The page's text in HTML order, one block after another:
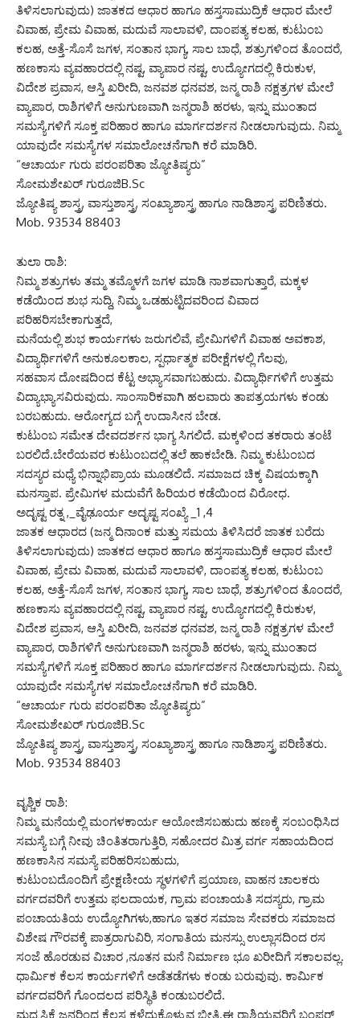
ತಿಳಿಸಲಾಗುವುದು) ಜಾತಕದ ಆಧಾರ ಹಾಗೂ ಹಸ್ತಸಾಮುದ್ರಿಕೆ ಆಧಾರ ಮೇಲೆ
ವಿವಾಹ, ಪ್ರೇಮ ವಿವಾಹ, ಮದುವೆ ಸಾಲಾವಳಿ, ದಾಂಪತ್ಯ ಕಲಹ, ಕುಟುಂಬ
ಕಲಹ, ಅತ್ತೆ-ಸೊಸೆ ಜಗಳ, ಸಂತಾನ ಭಾಗ್ಯ, ಸಾಲ ಬಾಧೆ, ಶತ್ರುಗಳಿಂದ ತೊಂದರೆ,
ಹಣಕಾಸು ವ್ಯವಹಾರದಲ್ಲಿ ನಷ್ಟ, ವ್ಯಾಪಾರ ನಷ್ಟ, ಉದ್ಯೋಗದಲ್ಲಿ ಕಿರುಕುಳ,
ವಿದೇಶ ಪ್ರವಾಸ, ಆಸ್ತಿ ಖರೀದಿ, ಜನವಶ ಧನವಶ, ಜನ್ಮ ರಾಶಿ ನಕ್ಷತ್ರಗಳ ಮೇಲೆ
ವ್ಯಾಪಾರ, ರಾಶಿಗಳಿಗೆ ಅನುಗುಣವಾಗಿ ಜನ್ಮರಾಶಿ ಹರಳು, ಇನ್ನು ಮುಂತಾದ
ಸಮಸ್ಯೆಗಳಿಗೆ ಸೂಕ್ತ ಪರಿಹಾರ ಹಾಗೂ ಮಾರ್ಗದರ್ಶನ ನೀಡಲಾಗುವುದು. ನಿಮ್ಮ
ಯಾವುದೇ ಸಮಸ್ಯೆಗಳ ಸಮಾಲೋಚನೆಗಾಗಿ ಕರೆ ಮಾಡಿರಿ.
“ಆಚಾರ್ಯ ಗುರು ಪರಂಪರಿತಾ ಜ್ಯೋತಿಷ್ಯರು”
ಸೋಮಶೇಖರ್ ಗುರೂಜಿB.Sc
ಜ್ಯೋತಿಷ್ಯ ಶಾಸ್ತ್ರ, ವಾಸ್ತುಶಾಸ್ತ್ರ, ಸಂಖ್ಯಾಶಾಸ್ತ್ರ ಹಾಗೂ ನಾಡಿಶಾಸ್ತ್ರ ಪರಿಣಿತರು.
Mob. 93534 88403
ತುಲಾ ರಾಶಿ:
ನಿಮ್ಮ ಶತ್ರುಗಳು ತಮ್ಮ ತಮ್ಮೊಳಗೆ ಜಗಳ ಮಾಡಿ ನಾಶವಾಗುತ್ತಾರೆ, ಮಕ್ಕಳ
ಕಡೆಯಿಂದ ಶುಭ ಸುದ್ದಿ, ನಿಮ್ಮ ಒಡಹುಟ್ಟಿದವರಿಂದ ವಿವಾದ
ಪರಿಹರಿಸಬೇಕಾಗುತ್ತದೆ,
ಮನೆಯಲ್ಲಿ ಶುಭ ಕಾರ್ಯಗಳು ಜರುಗಲಿವೆ, ಪ್ರೇಮಿಗಳಿಗೆ ವಿವಾಹ ಅವಕಾಶ,
ವಿದ್ಯಾರ್ಥಿಗಳಿಗೆ ಅನುಕೂಲಕಾಲ, ಸ್ಪರ್ಧಾತ್ಮಕ ಪರೀಕ್ಷೆಗಳಲ್ಲಿ ಗೆಲವು,
ಸಹವಾಸ ದೋಷದಿಂದ ಕೆಟ್ಟ ಅಭ್ಯಾಸವಾಗಬಹುದು. ವಿದ್ಯಾರ್ಥಿಗಳಿಗೆ ಉತ್ತಮ
ವಿದ್ಯಾಭ್ಯಾಸವಿರುವುದು. ಸಾಂಸಾರಿಕವಾಗಿ ಹಲವಾರು ತಾಪತ್ರಯಗಳು ಕಂಡು
ಬರಬಹುದು. ಆರೋಗ್ಯದ ಬಗ್ಗೆ ಉದಾಸೀನ ಬೇಡ.
ಕುಟುಂಬ ಸಮೇತ ದೇವದರ್ಶನ ಭಾಗ್ಯ ಸಿಗಲಿದೆ. ಮಕ್ಕಳಿಂದ ತಕರಾರು ತಂಟೆ
ಬರಲಿದೆ.ಬೇರೆಯವರ ಕುಟುಂಬದಲ್ಲಿ ತಲೆ ಹಾಕಬೇಡಿ. ನಿಮ್ಮ ಕುಟುಂಬದ
ಸದಸ್ಯರ ಮಧ್ಯೆ ಭಿನ್ನಾಭಿಪ್ರಾಯ ಮೂಡಲಿದೆ. ಸಮಾಜದ ಚಿಕ್ಕ ವಿಷಯಕ್ಕಾಗಿ
ಮನಸ್ತಾಪ. ಪ್ರೇಮಿಗಳ ಮದುವೆಗೆ ಹಿರಿಯರ ಕಡೆಯಿಂದ ವಿರೋಧ.
ಅದೃಷ್ಟ ರತ್ನ ,_ವೈಢೂರ್ಯ ಅದೃಷ್ಟ ಸಂಖ್ಯೆ _1 ,4
ಜಾತಕ ಆಧಾರದ (ಜನ್ಮ ದಿನಾಂಕ ಮತ್ತು ಸಮಯ ತಿಳಿಸಿದರೆ ಜಾತಕ ಬರೆದು
ತಿಳಿಸಲಾಗುವುದು) ಜಾತಕದ ಆಧಾರ ಹಾಗೂ ಹಸ್ತಸಾಮುದ್ರಿಕೆ ಆಧಾರ ಮೇಲೆ
ವಿವಾಹ, ಪ್ರೇಮ ವಿವಾಹ, ಮದುವೆ ಸಾಲಾವಳಿ, ದಾಂಪತ್ಯ ಕಲಹ, ಕುಟುಂಬ
ಕಲಹ, ಅತ್ತೆ-ಸೊಸೆ ಜಗಳ, ಸಂತಾನ ಭಾಗ್ಯ, ಸಾಲ ಬಾಧೆ, ಶತ್ರುಗಳಿಂದ ತೊಂದರೆ,
ಹಣಕಾಸು ವ್ಯವಹಾರದಲ್ಲಿ ನಷ್ಟ, ವ್ಯಾಪಾರ ನಷ್ಟ, ಉದ್ಯೋಗದಲ್ಲಿ ಕಿರುಕುಳ,
ವಿದೇಶ ಪ್ರವಾಸ, ಆಸ್ತಿ ಖರೀದಿ, ಜನವಶ ಧನವಶ, ಜನ್ಮ ರಾಶಿ ನಕ್ಷತ್ರಗಳ ಮೇಲೆ
ವ್ಯಾಪಾರ, ರಾಶಿಗಳಿಗೆ ಅನುಗುಣವಾಗಿ ಜನ್ಮರಾಶಿ ಹರಳು, ಇನ್ನು ಮುಂತಾದ
ಸಮಸ್ಯೆಗಳಿಗೆ ಸೂಕ್ತ ಪರಿಹಾರ ಹಾಗೂ ಮಾರ್ಗದರ್ಶನ ನೀಡಲಾಗುವುದು. ನಿಮ್ಮ
ಯಾವುದೇ ಸಮಸ್ಯೆಗಳ ಸಮಾಲೋಚನೆಗಾಗಿ ಕರೆ ಮಾಡಿರಿ.
“ಆಚಾರ್ಯ ಗುರು ಪರಂಪರಿತಾ ಜ್ಯೋತಿಷ್ಯರು”
ಸೋಮಶೇಖರ್ ಗುರೂಜಿB.Sc
ಜ್ಯೋತಿಷ್ಯ ಶಾಸ್ತ್ರ, ವಾಸ್ತುಶಾಸ್ತ್ರ, ಸಂಖ್ಯಾಶಾಸ್ತ್ರ ಹಾಗೂ ನಾಡಿಶಾಸ್ತ್ರ ಪರಿಣಿತರು.
Mob. 93534 88403
ವೃಶ್ಚಿಕ ರಾಶಿ:
ನಿಮ್ಮ ಮನೆಯಲ್ಲಿ ಮಂಗಳಕಾರ್ಯ ಆಯೋಜಿಸಬಹುದು ಹಣಕ್ಕೆ ಸಂಬಂಧಿಸಿದ
ಸಮಸ್ಯೆ ಬಗ್ಗೆ ನೀವು ಚಿಂತಿತರಾಗುತ್ತಿರಿ, ಸಹೋದರ ಮಿತ್ರ ವರ್ಗ ಸಹಾಯದಿಂದ
ಹಣಕಾಸಿನ ಸಮಸ್ಯೆ ಪರಿಹರಿಸಬಹುದು,
ಕುಟುಂಬದೊಂದಿಗೆ ಪ್ರೇಕ್ಷಣೀಯ ಸ್ಥಳಗಳಿಗೆ ಪ್ರಯಾಣ, ವಾಹನ ಚಾಲಕರು
ವರ್ಗದವರಿಗೆ ಉತ್ತಮ ಫಲದಾಯಕ, ಗ್ರಾಮ ಪಂಚಾಯತಿ ಸದಸ್ಯರು, ಗ್ರಾಮ
ಪಂಚಾಯತಿಯ ಉದ್ಯೋಗಿಗಳು,ಹಾಗೂ ಇತರ ಸಮಾಜ ಸೇವಕರು ಸಮಾಜದ
ವಿಶೇಷ ಗೌರವಕ್ಕೆ ಪಾತ್ರರಾಗುವಿರಿ, ಸಂಗಾತಿಯ ಮನಸ್ಸು ಉಲ್ಲಾಸದಿಂದ ರಸ
ಸಂಜೆ ಹೊರಡುವ ವಿಚಾರ ,ನೂತನ ಮನೆ ನಿರ್ಮಾಣ ಭೂ ಖರೀದಿಗೆ ಸಕಾಲವಲ್ಲ.
ಧಾರ್ಮಿಕ ಕೆಲಸ ಕಾರ್ಯಗಳಿಗೆ ಅಡೆತಡೆಗಳು ಕಂಡು ಬರುವುವು. ಕಾರ್ಮಿಕ
ವರ್ಗದವರಿಗೆ ಗೊಂದಲದ ಪರಿಸ್ಥಿತಿ ಕಂಡುಬರಲಿದೆ.
ಮಧ್ಯಸ್ಥಿಕೆ ಜನರಿಂದ ಕೆಲಸ ಕಳೆದುಕೊಳ್ಳುವ ಭೀತಿ.ಈ ರಾಶಿಯವರಿಗೆ ಬಂಪರ್